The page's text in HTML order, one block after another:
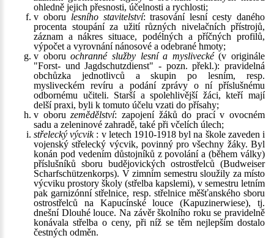
ohledně jejich přesnosti, účelnosti a rychlosti;
v oboru lesního stavitelství: trasování lesní cesty daného
procenta stoupání za užití různých nivelačních přístrojů,
záznam a nákres situace, podélných a příčných profilů,
výpočet a vyrovnání nánosové a odebrané hmoty;
v oboruochranné služby lesní a myslivecké(v originále
"Forst- und Jagdschutzdienst" - pozn. překl.): pravidelná
obchůzka jednotlivců a skupin po lesním, resp.
mysliveckém revíru a podání zprávy o ní příslušnému
odbornému učiteli. Starší a spolehlivější žáci, kteří mají
delší praxi, byli k tomuto účelu vzati do přísahy;
v oboruzemědělství: zapojení žáků do prací v ovocném
sadu a zeleninové zahradě, také při včelích úlech;
střelecký výcvik : v letech 1910-1918 byl na škole zaveden i
vojenský střelecký výcvik, povinný pro všechny žáky. Byl
konán pod vedením důstojníků z povolání a (během války)
příslušníků sboru budějovických ostrostřelců (Budweiser
Scharfschützenkorps). V zimním semestru sloužily za místo
výcviku prostory školy (střelba kapslemi), v semestru letním
pak garnizónní střelnice, resp. střelnice měšťanského sboru
ostrostřelců na Kapucínské louce (Kapuzinerwiese), tj.
dnešní Dlouhé louce. Na závěr školního roku se pravidelně
konávala střelba o ceny, při níž se těm nejlepším dostalo
čestných odměn.